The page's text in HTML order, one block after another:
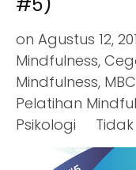
on Agustus 12,
Mindfulness,
Mindfulness,
Pelatihan
Psikologi